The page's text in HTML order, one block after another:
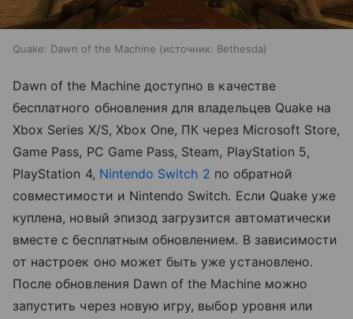
Quake: Dawn of the Machine источник: Bethesda
Dawn of the Machine доступно в качестве
бесплатного обновления для владельцев Quake на
Xbox Series X/S, Xbox One, ПК через Microsoft Store,
Game Pass, PC Game Pass, Steam, PlayStation 5,
PlayStation 4, Nintendo Switch 2 по обратной
совместимости и Nintendo Switch. Если Quake уже
куплена, новый эпизод загрузится автоматически
вместе с бесплатным обновлением. В зависимости
от настроек оно может быть уже установлено.
После обновления Dawn of the Machine можно
запустить через новую игру, выбор уровня или